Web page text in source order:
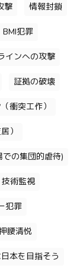
撃 情報封鎖
BMI犯罪
インへの攻撃
証拠の破壊
衝突工作）
）
の集団的虐待)
技術監視
犯罪
腰清悦
本を目指そう